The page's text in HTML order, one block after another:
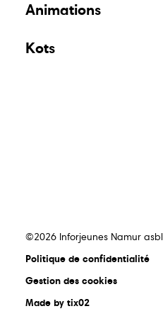
Animations
Kots
©2026 Inforjeunes Namur asbl
Politique de confidentialité
Gestion des cookies
Made by tix02